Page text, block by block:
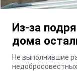
Из-за
дома
Не выполнившие